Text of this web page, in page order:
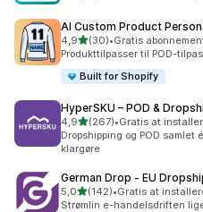
AI Custom Product
4,9ud af 5 stjerner
(30)
30 anmeldelser i alt
•Gratis
Produkttilpasser til POD-
Built for Shopify
HyperSKU – POD &
4,9ud af 5 stjerner
(267)
267 anmeldelser i alt
•Gratis at
Dropshipping og POD
klargøre
German Drop ‑ EU
5,0ud af 5 stjerner
(142)
142 anmeldelser i alt
•Gratis at
Strømlin e-handelsdriften